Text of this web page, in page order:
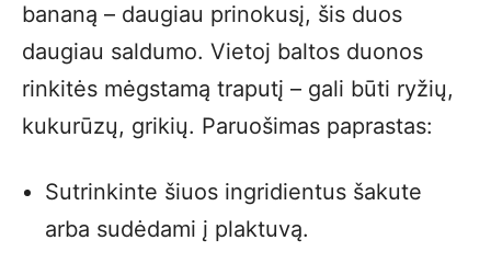
bananą – daugiau prinokusį, šis duos
daugiau saldumo. Vietoj baltos duonos
rinkitės mėgstamą traputį – gali būti ryžių,
kukurūzų, grikių. Paruošimas paprastas:
Sutrinkinte šiuos ingridientus šakute
arba sudėdami į plaktuvą.